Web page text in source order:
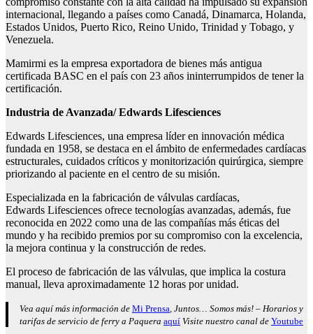
internacional, llegando a países como Canadá, Dinamarca, Holanda,
Estados Unidos, Puerto Rico, Reino Unido, Trinidad y Tobago, y
Venezuela.
Mamirmi es la empresa exportadora de bienes más antigua
certificada BASC en el país con 23 años ininterrumpidos de tener la
certificación.
Industria de Avanzada/ Edwards Lifesciences
Edwards Lifesciences, una empresa líder en innovación médica
fundada en 1958, se destaca en el ámbito de enfermedades cardíacas
estructurales, cuidados críticos y monitorización quirúrgica, siempre
priorizando al paciente en el centro de su misión.
Especializada en la fabricación de válvulas cardíacas,
Edwards Lifesciences ofrece tecnologías avanzadas, además, fue
reconocida en 2022 como una de las compañías más éticas del
mundo y ha recibido premios por su compromiso con la excelencia,
la mejora continua y la construcción de redes.
El proceso de fabricación de las válvulas, que implica la costura
manual, lleva aproximadamente 12 horas por unidad.
Vea aquí más información de Mi Prensa, Juntos… Somos más! – Horarios y
tarifas de servicio de ferry a Paquera aquí Visite nuestro canal de Youtube